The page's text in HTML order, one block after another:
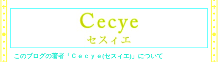
このブログの著者「Ｃｅｃｙｅ(セスィエ)」について